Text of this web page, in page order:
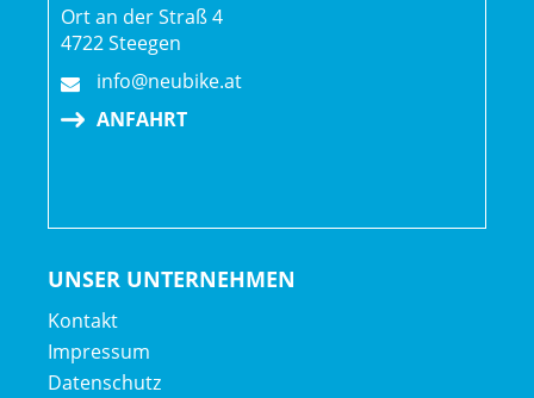
Ort an der Straß 4
4722 Steegen
info@neubike.at
ANFAHRT
UNSER UNTERNEHMEN
Kontakt
Impressum
Datenschutz